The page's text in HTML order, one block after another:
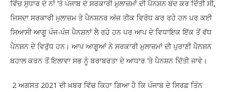
ਵਿੱਚ ਸੁਧਾਰ ਦੇ ਨਾਂ ‘ਤੇ ਪੰਜਾਬ ਦੇ ਸਰਕਾਰੀ ਮੁਲਾਜ਼ਮਾਂ ਦੀ ਪੈਨਸ਼ਨ ਬੰਦ ਕਰ ਦਿੱਤੀ ਸੀ,
ਜਿਸਦਾ ਸਰਕਾਰੀ ਮੁਲਾਜ਼ਮ ਤੇ ਪੈਨਸ਼ਨਰ ਅੱਜ ਤੀਕ ਵਿਰੋਧ ਕਰ ਰਹੇ ਹਨ ਪਰ ਕਈ
ਸਿਆਸੀ ਆਗੂ ਪੰਜ-ਪੰਜ ਪੈਨਸ਼ਨਾਂ ਲੈ ਰਹੇ ਹਨ ਪਰ ਆਪ ਦੇ ਵਿਧਾਇਕ ਇੱਕ ਤੋਂ ਵੱਧ
ਪੈਨਸ਼ਨ ਦੇ ਵਿਰੁੱਧ ਹਨ। ਆਪ ਆਗੂਆਂ ਨੇ ਸਰਕਾਰੀ ਮੁਲਾਜ਼ਮਾਂ ਦੀ ਪੁਰਾਣੀ ਪੈਨਸ਼ਨ
ਬਹਾਲ ਕਰਨ ਤੋਂ ਇਲਾਵਾ ਸਭ ਨੂੰ ਬਰਾਬਰਤਾ ਦੇ ਆਧਾਰ ‘ਤੇ ਪੈਨਸ਼ਨ ਦਿੱਤੀ ਜਾਵੇ।
2 ਅਗਸਤ 2021 ਦੀ ਖ਼ਬਰ ਵਿੱਚ ਕਿਹਾ ਗਿਆ ਹੈ ਕਿ ਪੰਜਾਬ ਦੇ ਸਿਰਫ਼ ਤਿੰਨ